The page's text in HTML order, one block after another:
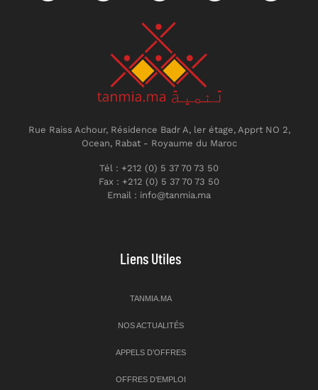
Rue Raiss Achour, Résidence Badr A, ler étage, Apprt NO 2,
Ocean, Rabat - Royaume du Maroc
Tél : +212 (0) 5 37 70 73 50
Fax : +212 (0) 5 37 70 73 50
Email : info@tanmia.ma
Liens Utiles
TANMIA.MA
NOS ACTUALITÉS
APPELS D’OFFRES
OFFRES D’EMPLOI